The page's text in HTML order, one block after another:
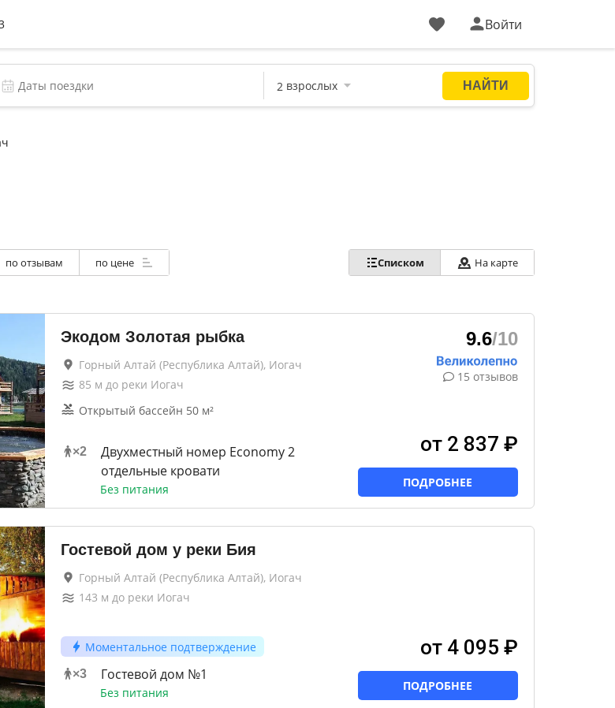
Войти
по отзывам по цене Списком На карте
Экодом Золотая рыбка
Горный Алтай (Республика Алтай), Иогач
85 м до реки Иогач
Открытый бассейн 50 м²
×2
Двухместный номер Economy 2
отдельные кровати
Без питания
9.6/10
15 отзывов
от 2 837 ₽
ПОДРОБНЕЕ
Гостевой дом у реки Бия
Горный Алтай (Республика Алтай), Иогач
143 м до реки Иогач
Моментальное подтверждение
×3 Гостевой дом №1
Без питания
от 4 095 ₽
ПОДРОБНЕЕ